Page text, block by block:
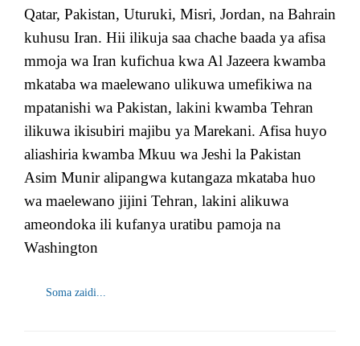
Qatar, Pakistan, Uturuki, Misri, Jordan, na Bahrain
kuhusu Iran. Hii ilikuja saa chache baada ya afisa
mmoja wa Iran kufichua kwa Al Jazeera kwamba
mkataba wa maelewano ulikuwa umefikiwa na
mpatanishi wa Pakistan, lakini kwamba Tehran
ilikuwa ikisubiri majibu ya Marekani. Afisa huyo
aliashiria kwamba Mkuu wa Jeshi la Pakistan
Asim Munir alipangwa kutangaza mkataba huo
wa maelewano jijini Tehran, lakini alikuwa
ameondoka ili kufanya uratibu pamoja na
Washington
Soma zaidi...